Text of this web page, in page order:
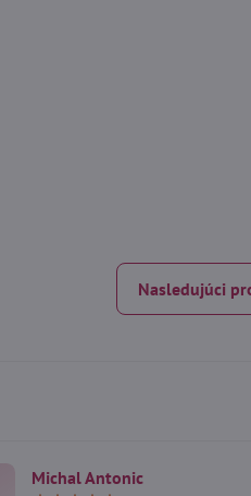
Nasledujúci
Michal Antonic